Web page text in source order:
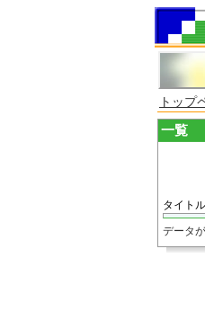
トップ
一覧
タイトル
データ